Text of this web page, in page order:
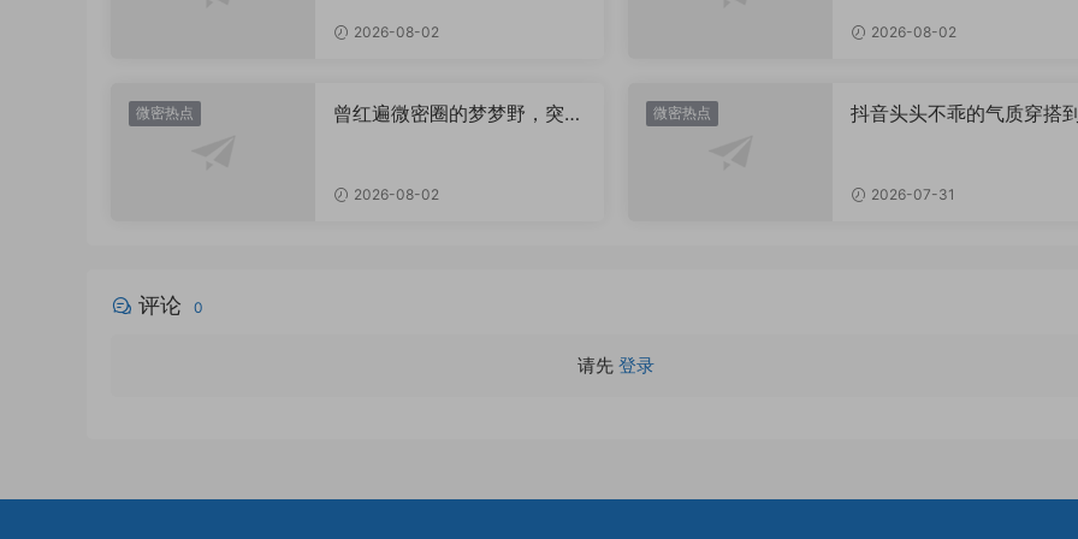
2026-08-02 2026-08-02
微密热点
曾红遍微密圈的梦梦野，突然
2026-08-02
微密热点
抖音头头不乖的气质穿搭
2026-07-31
评论 0
请先 登录